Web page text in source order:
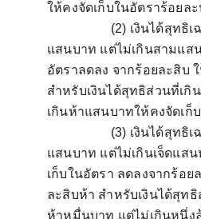
ให้คงจัดเก็บในอัตราร้อยละ
(2) เงินได้สุทธิ
แสนบาท แต่ไม่เกินสามแส
อัตราลดลง จากร้อยละสิบ
สำหรับเงินได้สุทธิส่วนที่เกิ
เกินห้าแสนบาทให้คงจัดเก็
(3) เงินได้สุทธิ
แสนบาท แต่ไม่เกินเจ็ดแส
เก็บในอัตรา ลดลงจากร้อย
ละสิบห้า สำหรับเงินได้สุท
ห้าหมื่นบาท แต่ไม่เกินหนึ่ง